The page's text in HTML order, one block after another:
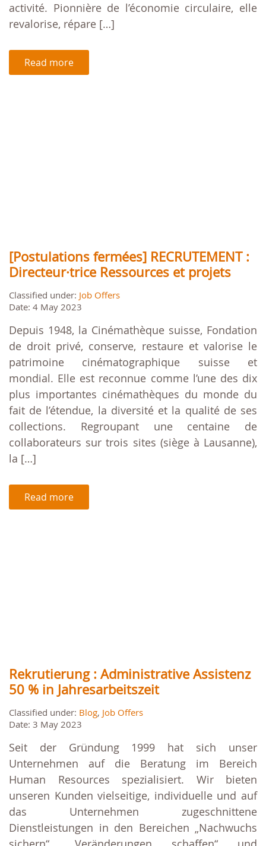
activité. Pionnière de l’économie circulaire, elle
revalorise, répare […]
Read more
[Postulations fermées] RECRUTEMENT :
Directeur·trice Ressources et projets
Classified under: Job Offers
Date: 4 May 2023
Depuis 1948, la Cinémathèque suisse, Fondation
de droit privé, conserve, restaure et valorise le
patrimoine cinématographique suisse et
mondial. Elle est reconnue comme l’une des dix
plus importantes cinémathèques du monde du
fait de l’étendue, la diversité et la qualité de ses
collections. Regroupant une centaine de
collaborateurs sur trois sites (siège à Lausanne),
la […]
Read more
Rekrutierung : Administrative Assistenz
50 % in Jahresarbeitszeit
Classified under: Blog, Job Offers
Date: 3 May 2023
Seit der Gründung 1999 hat sich unser
Unternehmen auf die Beratung im Bereich
Human Resources spezialisiert. Wir bieten
unseren Kunden vielseitige, individuelle und auf
das Unternehmen zugeschnittene
Dienstleistungen in den Bereichen „Nachwuchs